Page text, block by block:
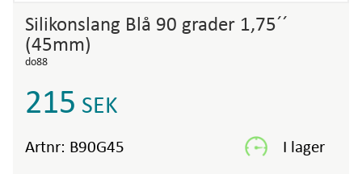
Silikonslang Blå 90 grader 1,75´´
(45mm)
do88
215 SEK
Artnr: B90G45